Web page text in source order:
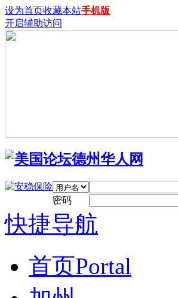
设为首页收藏本站手机版
开启辅助访问
密码
快捷导航
首页Portal